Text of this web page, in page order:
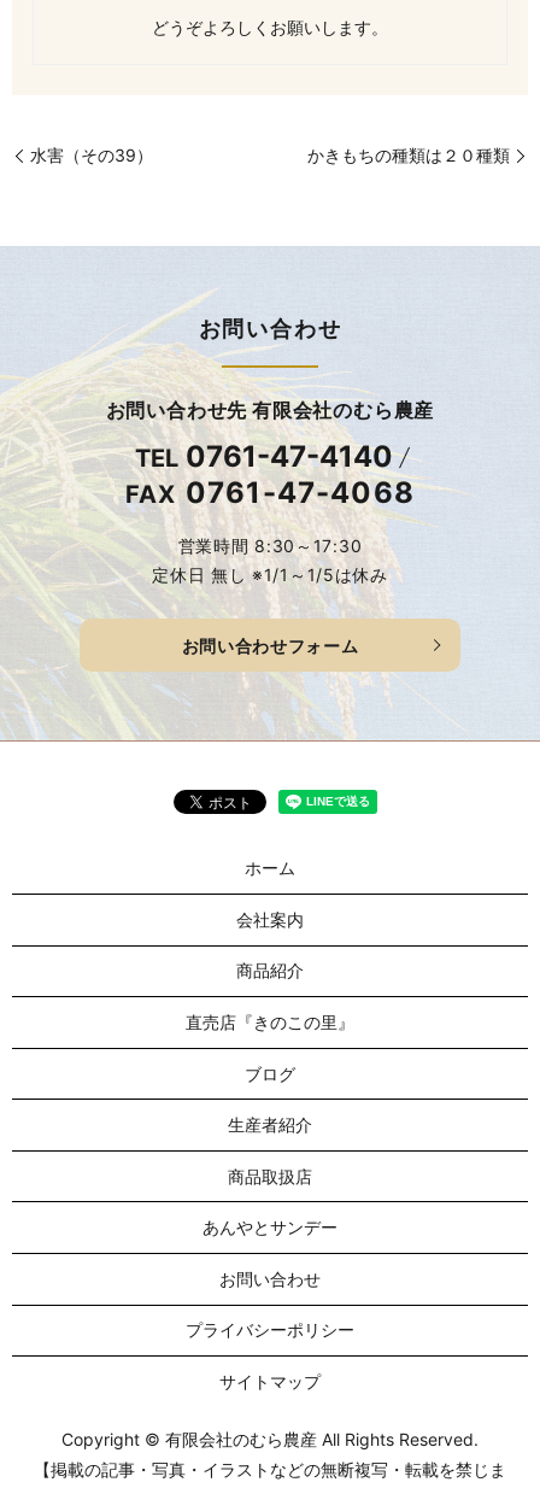
どうぞよろしくお願いします。
水害（その39） かきもちの種類は２０種類
お問い合わせ
お問い合わせ先 有限会社のむら農産
TEL 0761-47-4140
FAX0761-47-4068
営業時間 8:30～17:30
定休日 無し ※1/1～1/5は休み
お問い合わせフォーム
ホーム
会社案内
商品紹介
直売店『きのこの里』
ブログ
生産者紹介
商品取扱店
あんやとサンデー
お問い合わせ
プライバシーポリシー
サイトマップ
Copyright © 有限会社のむら農産 All Rights Reserved.
【掲載の記事・写真・イラストなどの無断複写・転載を禁じま